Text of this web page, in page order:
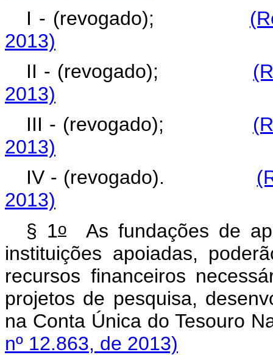
I - (revogado);
2013)
II - (revogado);
2013)
III - (revogado);
2013)
IV - (revogado).
2013)
§ 1o As fundações de
instituições apoiadas,
recursos financeiros
projetos de pesquisa,
na Conta Única do
nº 12.863, de 2013)